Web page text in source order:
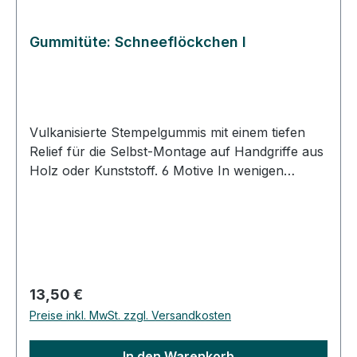
Gummitüte: Schneeflöckchen I
Vulkanisierte Stempelgummis mit einem tiefen
Relief für die Selbst-Montage auf Handgriffe aus
Holz oder Kunststoff. 6 Motive In wenigen
das Gummi aus. Kleben Sie das Stempelgummi
mit dem Zellkautschuk auf ein passendes
Klötzchen. Bestempeln Sie ein Etikett und kleben
Sie es auf Ihren Stempelgriff. DIY-ClingStempel:
Regulärer Preis:
13,50 €
Preise inkl. MwSt. zzgl. Versandkosten